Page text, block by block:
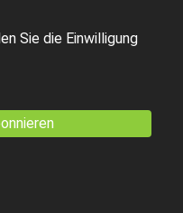
Sie die Einwilligung